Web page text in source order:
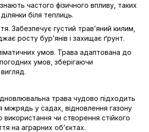
частого фізичного впливу, таких
біля теплиць.
Забезпечує густий трав’яний килим,
росту бур’янів і захищає ґрунт.
умов. Трава адаптована до
умов, зберігаючи
трава чудово підходить
у садах, відновлення газону
використання чи створення стійкого
на аграрних об’єктах.